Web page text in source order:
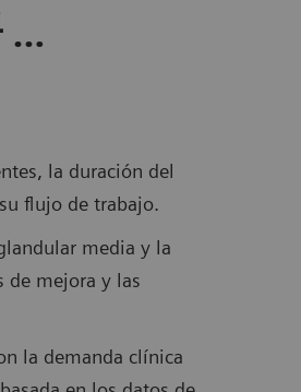
…
la duración del
flujo de trabajo.
media y la
de mejora y las
la demanda clínica